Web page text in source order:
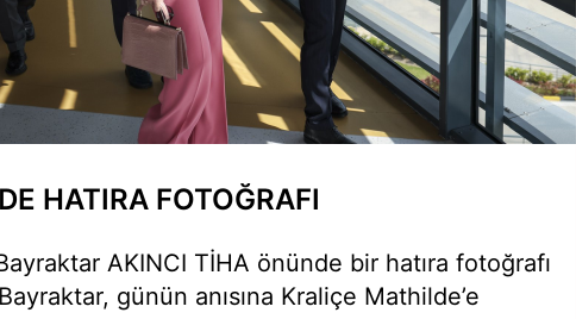
HATIRA FOTOĞRAFI
AKINCI TİHA önünde bir hatıra fotoğrafı
günün anısına Kraliçe Mathilde’e